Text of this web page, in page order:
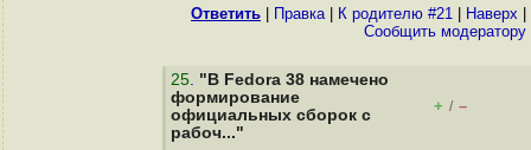
Ответить Правка| К родителю #21 Наверх
Cообщить модератору
25. "В Fedora 38 намечено
формирование
официальных сборок с
рабоч..."
+ / –